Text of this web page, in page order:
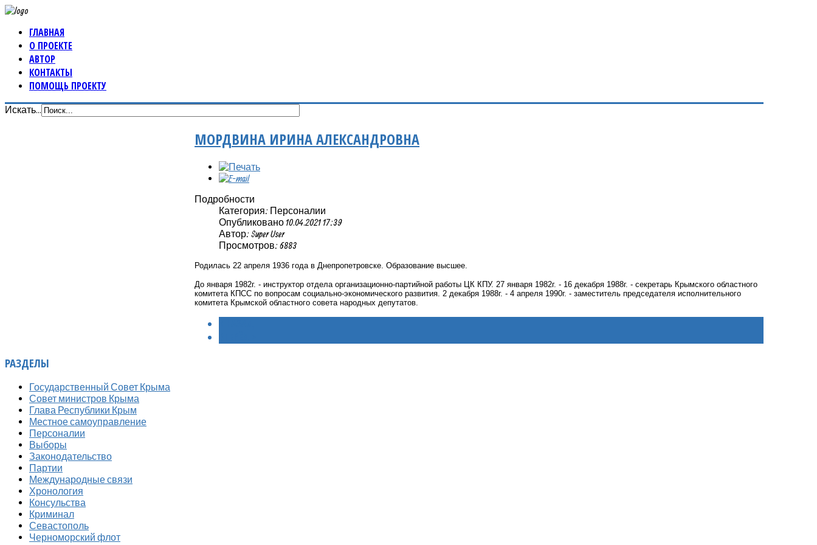
ГЛАВНАЯ
О ПРОЕКТЕ
АВТОР
КОНТАКТЫ
ПОМОЩЬ ПРОЕКТУ
Искать...
МОРДВИНА ИРИНА АЛЕКСАНДРОВНА
Подробности
Категория: Персоналии
Опубликовано 10.04.2021 17:39
Автор: Super User
Просмотров: 6883
Родилась 22 апреля 1936 года в Днепропетровске. Образование высшее.
До января 1982г. - инструктор отдела организационно-партийной работы ЦК КПУ. 27 января 1982г. - 16 декабря 1988г. - секретарь Крымского областного
комитета КПСС по вопросам социально-экономического развития. 2 декабря 1988г. - 4 апреля 1990г. - заместитель председателя исполнительного
комитета Крымской областного совета народных депутатов.
РАЗДЕЛЫ
Государственный Совет Крыма
Совет министров Крыма
Глава Республики Крым
Местное самоуправление
Персоналии
Выборы
Законодательство
Партии
Международные связи
Хронология
Консульства
Криминал
Севастополь
Черноморский флот